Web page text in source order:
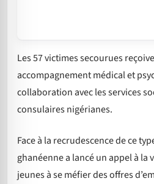
Les 57 victimes secourues
accompagnement médical et
collaboration avec les services
consulaires nigérianes.
Face à la recrudescence de ce
ghanéenne a lancé un appel à la
jeunes à se méfier des offres